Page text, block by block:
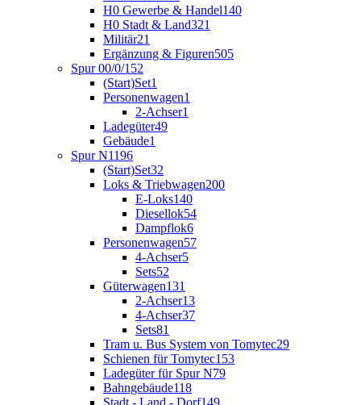
H0 Gewerbe & Handel140
H0 Stadt & Land321
Militär21
Ergänzung & Figuren505
Spur 00/0/1 52
(Start)Set1
Personenwagen1
2-Achser1
Ladegüter49
Gebäude1
Spur N1196
(Start)Set32
Loks & Triebwagen200
E-Loks140
Diesellok54
Dampflok6
Personenwagen57
4-Achser5
Sets52
Güterwagen131
2-Achser13
4-Achser37
Sets81
Tram u. Bus System von Tomytec29
Schienen für Tomytec153
Ladegüter für Spur N79
Bahngebäude118
Stadt - Land - Dorf149